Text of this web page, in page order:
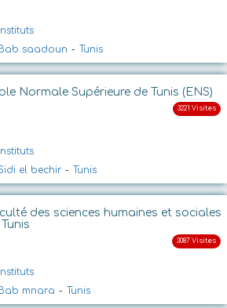
Bab saadoun - Tunis
Normale Supérieure de Tunis (ENS)
el bechir - Tunis
des sciences humaines et sociales
Bab mnara - Tunis